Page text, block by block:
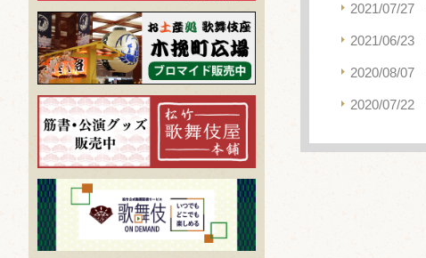
2021/07/27
2021/06/23
2020/08/07
2020/07/22